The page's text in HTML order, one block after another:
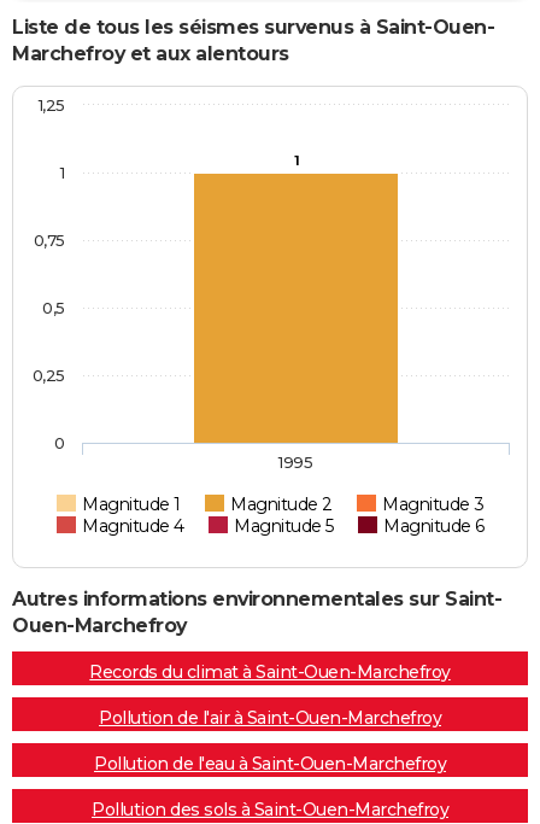
Liste de tous les séismes survenus à Saint-Ouen-
Marchefroy et aux alentours
1
Magnitude 1 Magnitude 2
Magnitude 3
Magnitude 4
Magnitude 5 Magnitude 6
1995
0
0,25
0,5
0,75
1
1,25
Autres informations environnementales sur Saint-
Ouen-Marchefroy
Records du climat à Saint-Ouen-Marchefroy
Pollution de l'air à Saint-Ouen-Marchefroy
Pollution de l'eau à Saint-Ouen-Marchefroy
Pollution des sols à Saint-Ouen-Marchefroy